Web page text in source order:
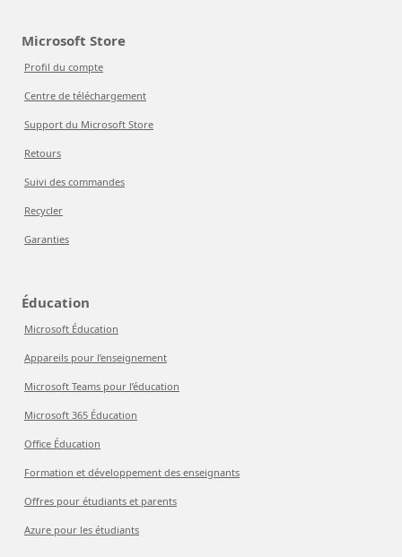
Microsoft Store
Profil du compte
Centre de téléchargement
Support du Microsoft Store
Retours
Suivi des commandes
Recycler
Garanties
Éducation
Microsoft Éducation
Appareils pour l’enseignement
Microsoft Teams pour l’éducation
Microsoft 365 Éducation
Office Éducation
Formation et développement des enseignants
Offres pour étudiants et parents
Azure pour les étudiants